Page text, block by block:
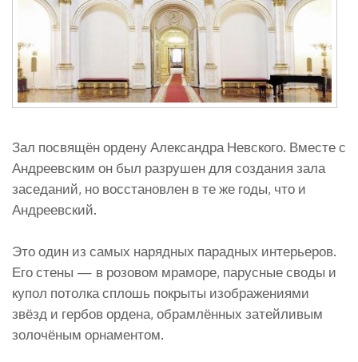
Зал посвящён ордену Александра Невского. Вместе с
Андреевским он был разрушен для создания зала
заседаний, но восстановлен в те же годы, что и
Андреевский.
Это один из самых нарядных парадных интерьеров.
Его стены — в розовом мраморе, парусные своды и
купол потолка сплошь покрыты изображениями
звёзд и гербов ордена, обрамлённых затейливым
золочёным орнаментом.